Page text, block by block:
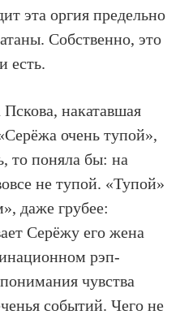
эта оргия предельно
Собственно, это
есть.
накатавшая
очень тупой»,
то поняла бы: на
не тупой. «Тупой»
даже грубее:
Серёжу его жена
рэп-
чувства
событий. Чего не